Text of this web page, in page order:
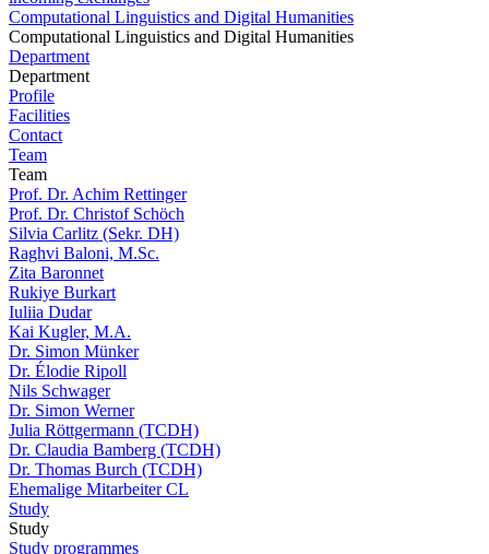
Computational Linguistics and Digital Humanities
Computational Linguistics and Digital Humanities
Department
Department
Profile
Facilities
Contact
Team
Team
Prof. Dr. Achim Rettinger
Prof. Dr. Christof Schöch
Silvia Carlitz (Sekr. DH)
Raghvi Baloni, M.Sc.
Zita Baronnet
Rukiye Burkart
Iuliia Dudar
Kai Kugler, M.A.
Dr. Simon Münker
Dr. Élodie Ripoll
Nils Schwager
Dr. Simon Werner
Julia Röttgermann (TCDH)
Dr. Claudia Bamberg (TCDH)
Dr. Thomas Burch (TCDH)
Ehemalige Mitarbeiter CL
Study
Study
Study programmes